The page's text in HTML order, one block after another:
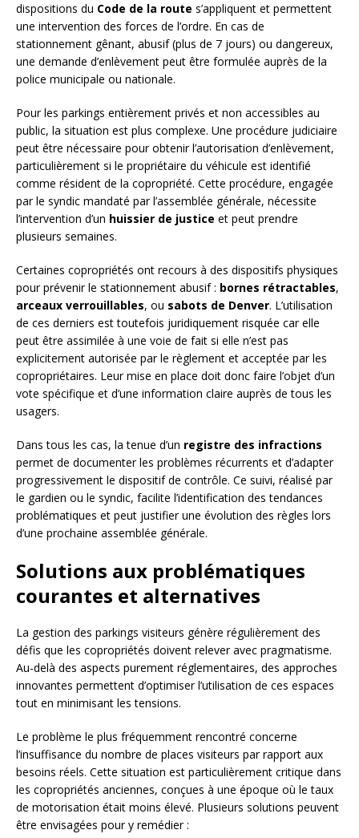
dispositions du Code de la route s’appliquent et permettent
une intervention des forces de l’ordre. En cas de
stationnement gênant, abusif (plus de 7 jours) ou dangereux,
une demande d’enlèvement peut être formulée auprès de la
police municipale ou nationale.
Pour les parkings entièrement privés et non accessibles au
public, la situation est plus complexe. Une procédure judiciaire
peut être nécessaire pour obtenir l’autorisation d’enlèvement,
particulièrement si le propriétaire du véhicule est identifié
comme résident de la copropriété. Cette procédure, engagée
par le syndic mandaté par l’assemblée générale, nécessite
l’intervention d’un huissier de justice et peut prendre
plusieurs semaines.
Certaines copropriétés ont recours à des dispositifs physiques
pour prévenir le stationnement abusif : bornes rétractables,
arceaux verrouillables, ou sabots de Denver. L’utilisation
de ces derniers est toutefois juridiquement risquée car elle
peut être assimilée à une voie de fait si elle n’est pas
explicitement autorisée par le règlement et acceptée par les
copropriétaires. Leur mise en place doit donc faire l’objet d’un
vote spécifique et d’une information claire auprès de tous les
usagers.
Dans tous les cas, la tenue d’un registre des infractions
permet de documenter les problèmes récurrents et d’adapter
progressivement le dispositif de contrôle. Ce suivi, réalisé par
le gardien ou le syndic, facilite l’identification des tendances
problématiques et peut justifier une évolution des règles lors
d’une prochaine assemblée générale.
Solutions aux problématiques
courantes et alternatives
La gestion des parkings visiteurs génère régulièrement des
défis que les copropriétés doivent relever avec pragmatisme.
Au-delà des aspects purement réglementaires, des approches
innovantes permettent d’optimiser l’utilisation de ces espaces
tout en minimisant les tensions.
Le problème le plus fréquemment rencontré concerne
l’insuffisance du nombre de places visiteurs par rapport aux
besoins réels. Cette situation est particulièrement critique dans
les copropriétés anciennes, conçues à une époque où le taux
de motorisation était moins élevé. Plusieurs solutions peuvent
être envisagées pour y remédier :